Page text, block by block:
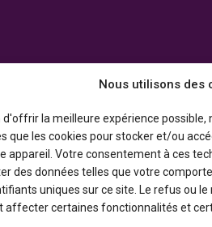
Nous utilisons des
d'offrir la meilleure expérience possible,
que les cookies pour stocker et/ou
appareil. Votre consentement à ces
des données telles que votre
uniques sur ce site. Le refus ou
affecter certaines fonctionnalités et